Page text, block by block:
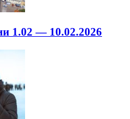
1.02 — 10.02.2026